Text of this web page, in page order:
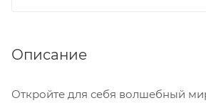
Описание
Откройте для себя волшебный